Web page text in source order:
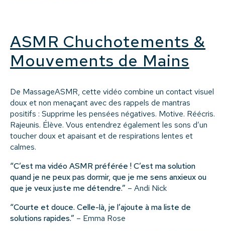
ASMR Chuchotements &
Mouvements de Mains
De MassageASMR, cette vidéo combine un contact visuel
doux et non menaçant avec des rappels de mantras
positifs : Supprime les pensées négatives. Motive. Réécris.
Rajeunis. Élève. Vous entendrez également les sons d’un
toucher doux et apaisant et de respirations lentes et
calmes.
“C’est ma vidéo ASMR préférée ! C’est ma solution
quand je ne peux pas dormir, que je me sens anxieux ou
que je veux juste me détendre.” – Andi Nick
“Courte et douce. Celle-là, je l’ajoute à ma liste de
solutions rapides.” – Emma Rose